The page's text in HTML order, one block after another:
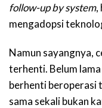
follow-up by system,
mengadopsi
Namun sayangnya,
terhenti. Belum
berhenti beroperasi
sama sekali bukan